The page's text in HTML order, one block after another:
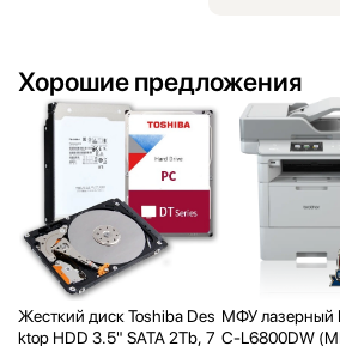
Хорошие предложения
Жесткий диск Toshiba Des
ktop HDD 3.5" SATA 2Tb, 7
МФУ лазерный
C-L6800DW